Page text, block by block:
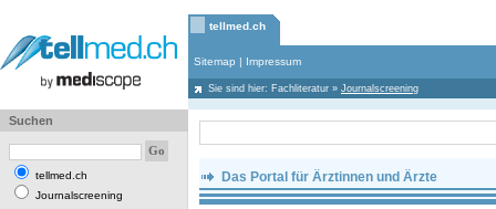
tellmed.ch
Sitemap | Impressum
Sie sind hier: Fachliteratur » Journalscreening
Suchen
tellmed.ch
Journalscreening
Das Portal für Ärztinnen und Ärzte